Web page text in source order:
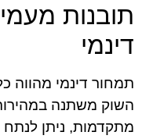
תובנות
דינמי
תמחור דינמי מהווה
השוק משתנה
מתקדמות, ניתן